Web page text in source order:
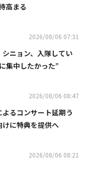
高まる
2026/08/06 07:31
シニョン、入隊してい
集中したかった”
2026/08/06 08:47
るコンサート延期う
に特典を提供へ
2026/08/06 08:21